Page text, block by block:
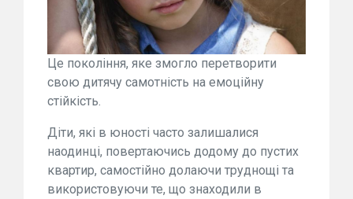
Це покоління, яке змогло перетворити
свою дитячу самотність на емоційну
стійкість.
Діти, які в юності часто залишалися
наодинці, повертаючись додому до пустих
квартир, самостійно долаючи труднощі та
використовуючи те, що знаходили в